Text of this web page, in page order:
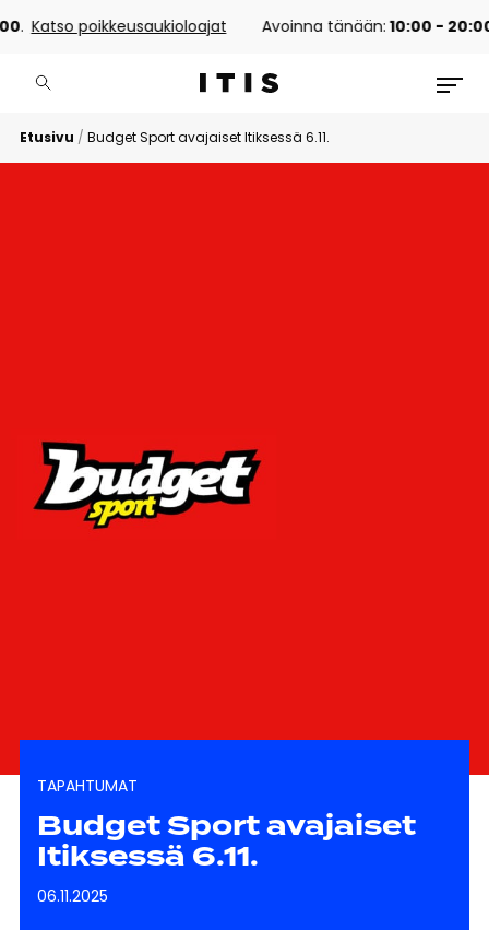
. Katso poikkeusaukioloajat Avoinna tänään:10:00 - 20:00.
Etusivu / Budget Sport avajaiset Itiksessä 6.11.
Budget Sport avajaiset
Itiksessä 6.11.
TAPAHTUMAT
06.11.2025